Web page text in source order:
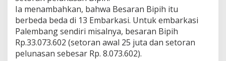
n
i
T
g
a
Ia menambahkan, bahwa Besaran Bipih itu
berbeda beda di 13 Embarkasi. Untuk embarkasi
Palembang sendiri misalnya, besaran Bipih
Rp.33.073.602 (setoran awal 25 juta dan setoran
pelunasan sebesar Rp. 8.073.602).